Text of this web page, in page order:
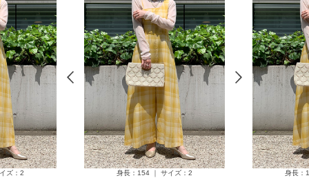
ズ：2 身長：154 ｜ サイズ：2 身長：